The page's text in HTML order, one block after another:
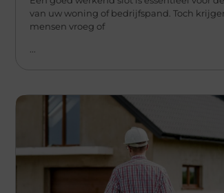
van uw woning of bedrijfspand. Toch
mensen vroeg of
...